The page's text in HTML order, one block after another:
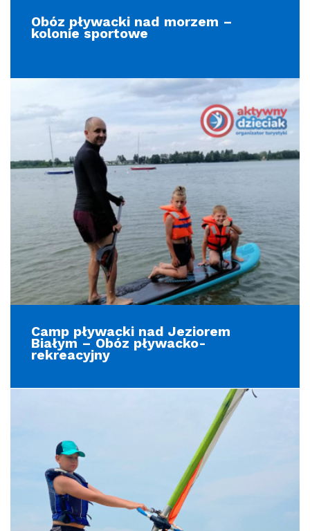
Obóz pływacki nad morzem –
kolonie sportowe
Camp pływacki nad Jeziorem
Białym – Obóz pływacko-
rekreacyjny